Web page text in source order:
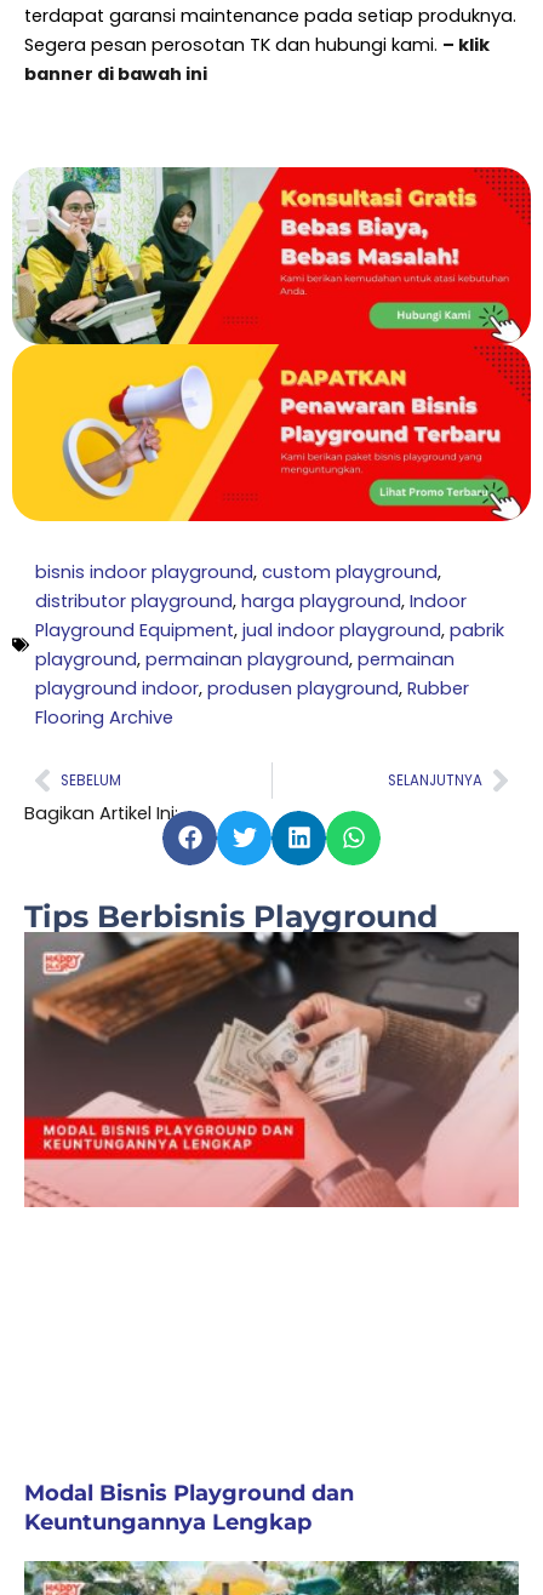
terdapat garansi maintenance pada setiap produknya.
Segera pesan perosotan TK dan hubungi kami. – klik
banner di bawah ini
bisnis indoor playground, custom playground,
distributor playground, harga playground, Indoor
Playground Equipment, jual indoor playground, pabrik
playground, permainan playground, permainan
playground indoor, produsen playground, Rubber
Flooring Archive
Prev
SEBELUM SELANJUTNYA
Bagikan Artikel Ini:
Tips Berbisnis Playground
Modal Bisnis Playground dan
Keuntungannya Lengkap